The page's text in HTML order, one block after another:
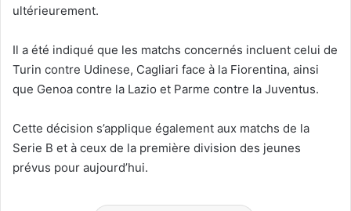
ultérieurement.
Il a été indiqué que les matchs concernés incluent celui de
Turin contre Udinese, Cagliari face à la Fiorentina, ainsi
que Genoa contre la Lazio et Parme contre la Juventus.
Cette décision s’applique également aux matchs de la
Serie B et à ceux de la première division des jeunes
prévus pour aujourd’hui.